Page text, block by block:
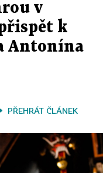
v
k
Antonína
PŘEHRÁT ČLÁNEK